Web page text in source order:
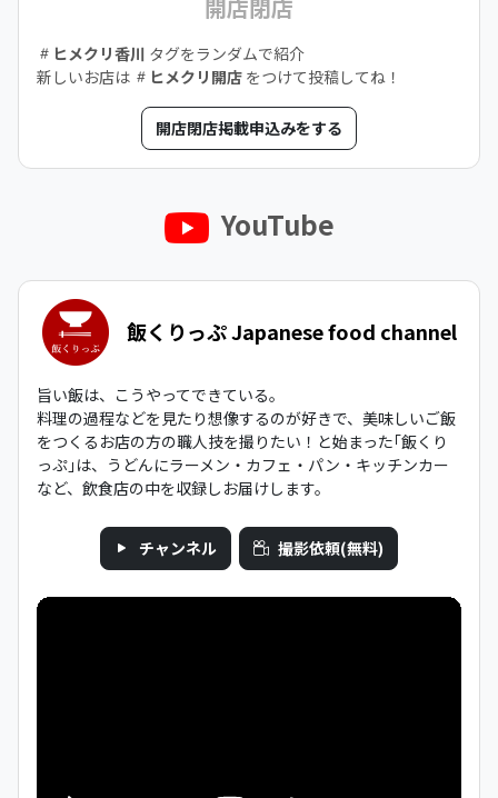
開店閉店
ヒメクリ香川 タグをランダムで紹介
新しいお店は
ヒメクリ開店 をつけて投稿してね！
開店閉店掲載申込みをする
YouTube
飯くりっぷ Japanese food channel
旨い飯は、こうやってできている。
料理の過程などを見たり想像するのが好きで、美味しいご飯
をつくるお店の方の職人技を撮りたい！と始まった｢飯くり
っぷ｣は、うどんにラーメン・カフェ・パン・キッチンカー
など、飲食店の中を収録しお届けします。
チャンネル 撮影依頼(無料)